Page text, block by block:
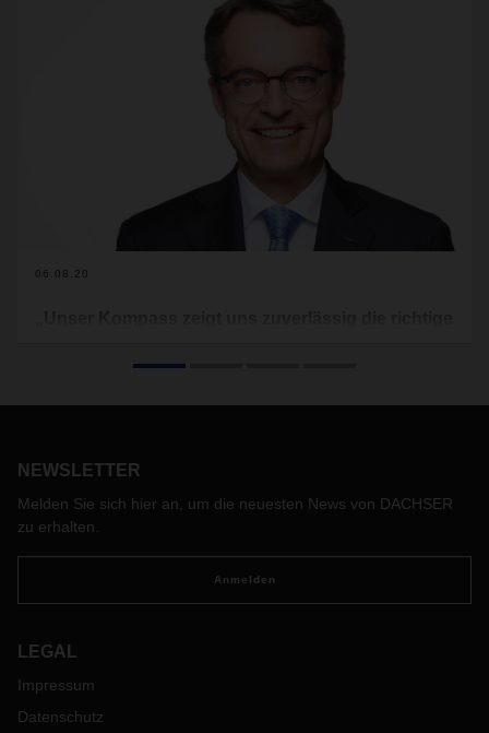
06.08.20
ergreifen - Bernhard Simon, CEO von DACHSER, über die
NEWSLETTER
Melden Sie sich hier an, um die neuesten News von DACHSER
zu erhalten.
Anmelden
LEGAL
Impressum
Datenschutz